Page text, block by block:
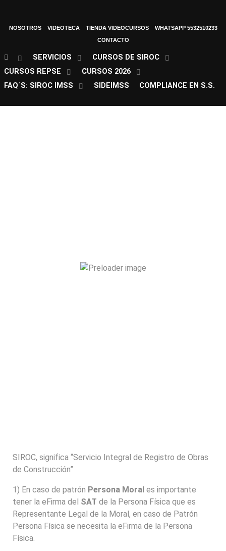
NOSOTROS VIDEOTECA TIENDA VIDEOCURSOS
WHATSAPP 5532510233
CONTACTO
SERVICIOS
CURSOS DE SIROC
CURSOS REPSE
CURSOS 2026
FAQ´S: SIROC IMSS
SIDEIMSS COMPLIANCE EN S.S.
SIROC, significa “Servicio Integral de Registro de Obras
de Construcción”
1) En caso de patrón Persona Moral es importante
tener la eFirma del SAT de la Persona Física que es
Representante Legal de la Moral, en caso de Patrón
Persona Física se necesita la eFirma de la Persona
Física.